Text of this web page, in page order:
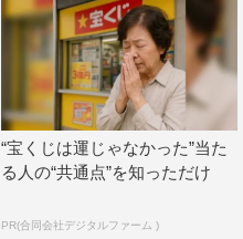
“宝くじは運じゃなかった”当た
る人の“共通点”を知っただけ
PR(合同会社デジタルファーム )